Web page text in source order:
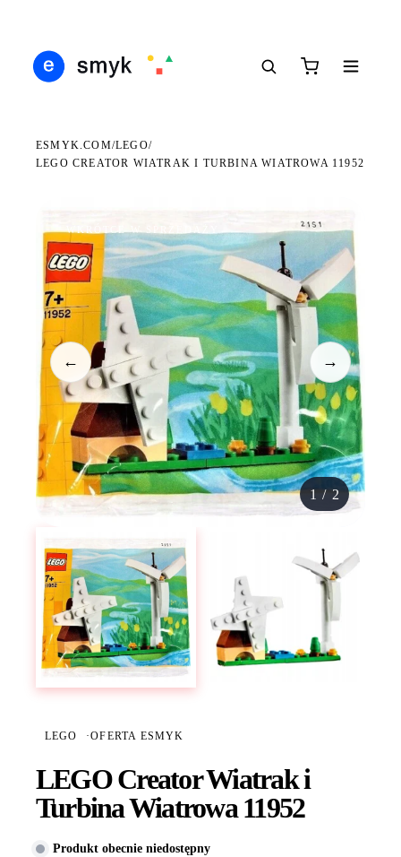
ESMYK.COM/LEGO/
LEGO CREATOR WIATRAK I TURBINA WIATROWA 11952
WKRÓTCE W SPRZEDAŻY
← →
1 / 2
LEGO ·OFERTA ESMYK
LEGO Creator Wiatrak i
Turbina Wiatrowa 11952
Produkt obecnie niedostępny